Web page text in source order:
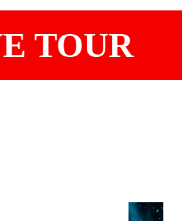
TOUR